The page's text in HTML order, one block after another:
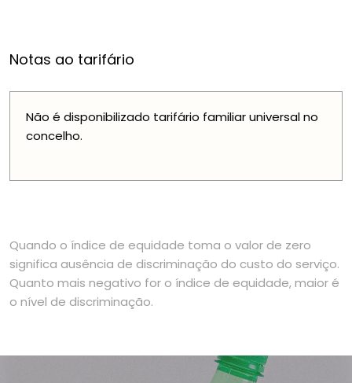
Notas ao tarifário
Não é disponibilizado tarifário familiar universal no
concelho.
Quando o índice de equidade toma o valor de zero
significa ausência de discriminação do custo do serviço.
Quanto mais negativo for o índice de equidade, maior é
o nível de discriminação.